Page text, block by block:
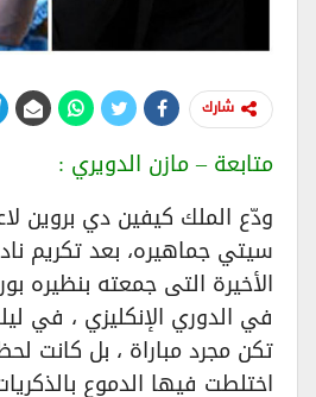
شارك
متابعة – مازن الدويري :
ودّع الملك كيفين دي بروين
سيتي جماهيره، بعد تكريم
الأخيرة التى جمعته بنظيره
في الدوري الإنكليزي ، في
تكن مجرد مباراة ، بل كانت
اختلطت فيها الدموع